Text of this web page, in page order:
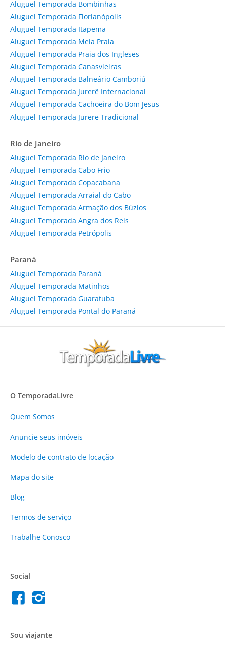
Aluguel Temporada Bombinhas
Aluguel Temporada Florianópolis
Aluguel Temporada Itapema
Aluguel Temporada Meia Praia
Aluguel Temporada Praia dos Ingleses
Aluguel Temporada Canasvieiras
Aluguel Temporada Balneário Camboriú
Aluguel Temporada Jurerê Internacional
Aluguel Temporada Cachoeira do Bom Jesus
Aluguel Temporada Jurere Tradicional
Rio de Janeiro
Aluguel Temporada Rio de Janeiro
Aluguel Temporada Cabo Frio
Aluguel Temporada Copacabana
Aluguel Temporada Arraial do Cabo
Aluguel Temporada Armação dos Búzios
Aluguel Temporada Angra dos Reis
Aluguel Temporada Petrópolis
Paraná
Aluguel Temporada Paraná
Aluguel Temporada Matinhos
Aluguel Temporada Guaratuba
Aluguel Temporada Pontal do Paraná
O TemporadaLivre
Quem Somos
Anuncie seus imóveis
Modelo de contrato de locação
Mapa do site
Blog
Termos de serviço
Trabalhe Conosco
Social
Sou viajante